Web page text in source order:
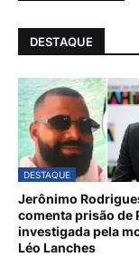
DESTAQUE
DESTAQUE
Jerônimo
comenta prisão de
investigada pela
Léo Lanches